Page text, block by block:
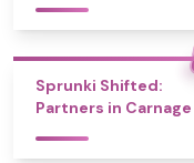
Sprunki Shifted:
Partners in Carnage